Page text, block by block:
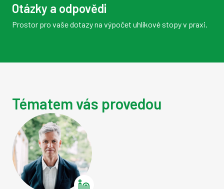
Otázky a odpovědi
Prostor pro vaše dotazy na výpočet uhlíkové stopy v praxi.
Tématem vás provedou